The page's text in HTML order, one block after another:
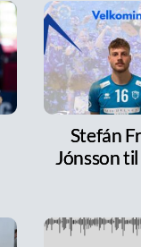
Stefán
Jónsson